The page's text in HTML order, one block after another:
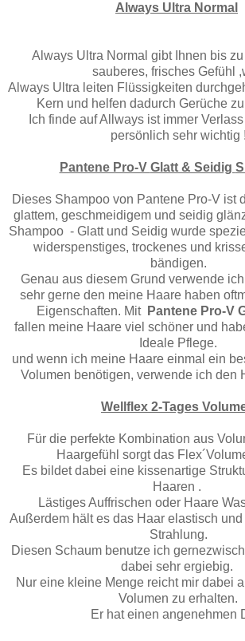
Always Ultra Normal
Always Ultra Normal gibt Ihnen bis
sauberes, frisches Gefühl
Always Ultra leiten Flüssigkeiten
Kern und helfen dadurch Gerüche
Ich finde auf Allways ist immer
persönlich sehr wichtig !
Pantene Pro-V Glatt & Seidig
Dieses Shampoo von Pantene Pro-V ist
glattem, geschmeidigem und seidig
Shampoo - Glatt und Seidig wurde
widerspenstiges, trockenes und
bändigen.
Genau aus diesem Grund verwende
sehr gerne den meine Haare haben
Eigenschaften. Mit Pantene Pro-V
fallen meine Haare viel schöner und
Ideale Pflege.
und wenn ich meine Haare einmal ein
Volumen benötigen, verwende ich den
Wellflex 2-Tages
Für die perfekte Kombination aus
Haargefühl sorgt das
Es bildet dabei eine kissenartige
Haaren .
Lästiges Auffrischen oder Haare
Außerdem hält es das Haar elastisch
Strahlung.
Diesen Schaum benutze ich
dabei sehr ergiebig.
Nur eine kleine Menge reicht mir dabei
Volumen zu erhalten.
Er hat einen angenehmen